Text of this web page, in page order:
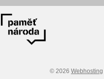
© 2026 Webhosting